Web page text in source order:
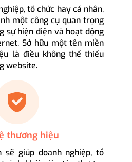
tổ chức hay cá nhân,
một công cụ quan trọng
sự hiện diện và hoạt động
Sở hữu một tên miền
là điều không thể thiếu
website.
thương hiệu
giúp doanh nghiệp, tổ